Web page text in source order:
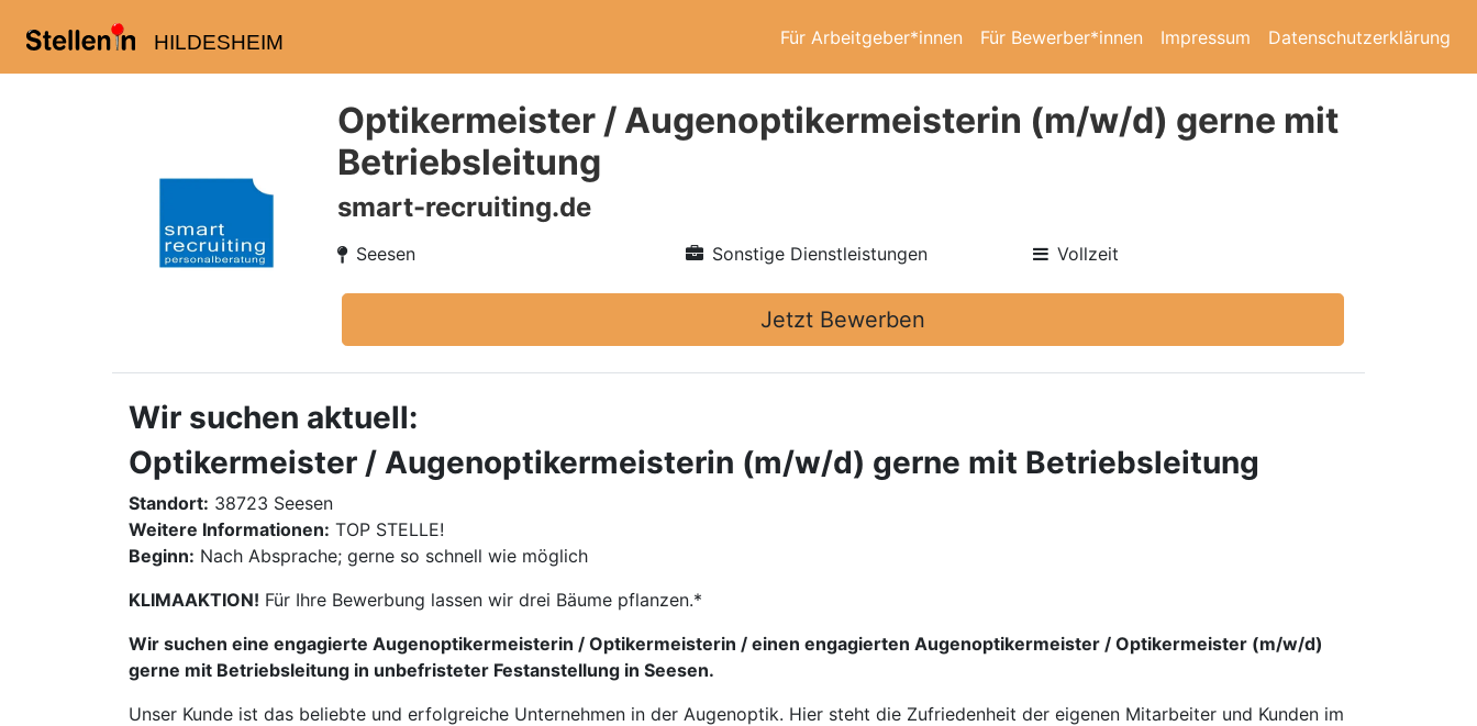
HILDESHEIM Für Arbeitgeber*innen Für Bewerber*innen Impressum Datenschutzerklärung
Optikermeister / Augenoptikermeisterin (m/w/d) gerne mit
Betriebsleitung
smart-recruiting.de
Seesen Sonstige Dienstleistungen Vollzeit
Jetzt Bewerben
Wir suchen aktuell:
Optikermeister / Augenoptikermeisterin (m/w/d) gerne mit Betriebsleitung
Standort: 38723 Seesen
Weitere Informationen: TOP STELLE!
Beginn: Nach Absprache; gerne so schnell wie möglich
KLIMAAKTION! Für Ihre Bewerbung lassen wir drei Bäume pflanzen.*
Wir suchen eine engagierte Augenoptikermeisterin / Optikermeisterin / einen engagierten Augenoptikermeister / Optikermeister (m/w/d)
gerne mit Betriebsleitung in unbefristeter Festanstellung in Seesen.
Unser Kunde ist das beliebte und erfolgreiche Unternehmen in der Augenoptik. Hier steht die Zufriedenheit der eigenen Mitarbeiter und Kunden im